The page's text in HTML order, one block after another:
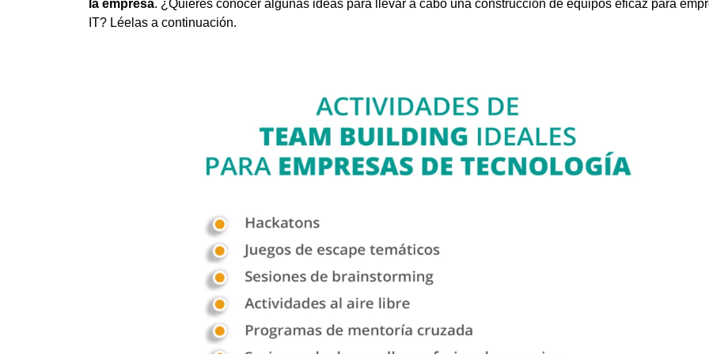
la empresa. ¿Quieres conocer algunas ideas para llevar a cabo una construcción de equipos eficaz para
IT? Léelas a continuación.